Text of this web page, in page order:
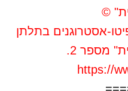
©
צ 2015 הפיטו-אסטרוגנים בתלתן
מספר 2.
https://